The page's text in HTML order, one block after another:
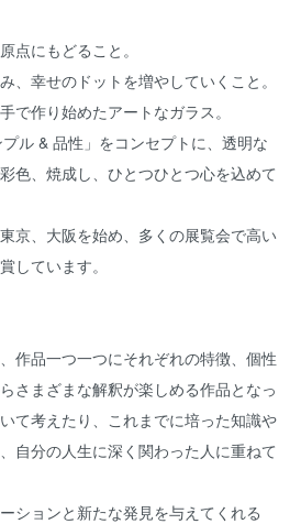
点にもどること。
、幸せのドットを増やしていくこと。
で作り始めたアートなガラス。
ル & 品性」をコンセプトに、透明な
色、焼成し、ひとつひとつ心を込めて
京、大阪を始め、多くの展覧会で高い
しています。
作品一つ一つにそれぞれの特徴、個性
さまざまな解釈が楽しめる作品となっ
て考えたり、これまでに培った知識や
自分の人生に深く関わった人に重ねて
ションと新たな発見を与えてくれる